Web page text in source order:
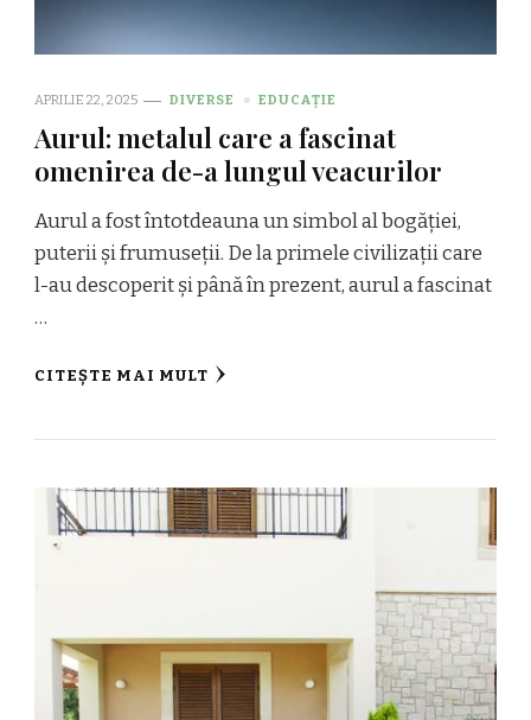
APRILIE 22, 2025 DIVERSE EDUCAȚIE
Aurul: metalul care a fascinat
omenirea de-a lungul veacurilor
Aurul a fost întotdeauna un simbol al bogăției,
puterii și frumuseții. De la primele civilizații care
l-au descoperit și până în prezent, aurul a fascinat
…
CITEȘTE MAI MULT